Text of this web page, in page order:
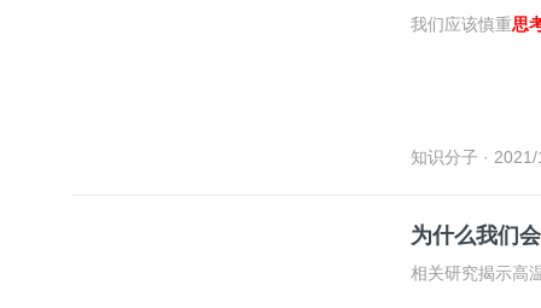
我们应该慎重思
知识分子 ·
为什么我们
相关研究揭示高